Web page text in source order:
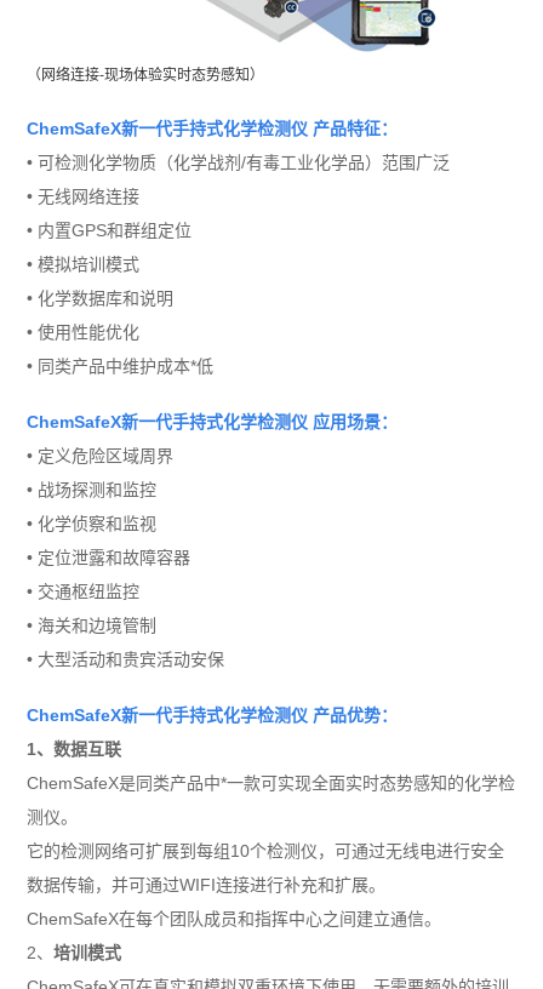
（网络连接-现场体验实时态势感知）
ChemSafeX新一代手持式化学检测仪 产品特征：
• 可检测化学物质（化学战剂/有毒工业化学品）范围广泛
•无线网络连接
• 内置GPS和群组定位
•模拟培训模式
•化学数据库和说明
•使用性能优化
• 同类产品中维护成本*低
ChemSafeX新一代手持式化学检测仪 应用场景：
• 定义危险区域周界
• 战场探测和监控
•化学侦察和监视
• 定位泄露和故障容器
• 交通枢纽监控
• 海关和边境管制
• 大型活动和贵宾活动安保
ChemSafeX新一代手持式化学检测仪 产品优势：
1、数据互联
ChemSafeX是同类产品中*一款可实现全面实时态势感知的化学检
测仪。
它的检测网络可扩展到每组10个检测仪，可通过无线电进行安全
数据传输，并可通过WIFI连接进行补充和扩展。
ChemSafeX在每个团队成员和指挥中心之间建立通信。
2、培训模式